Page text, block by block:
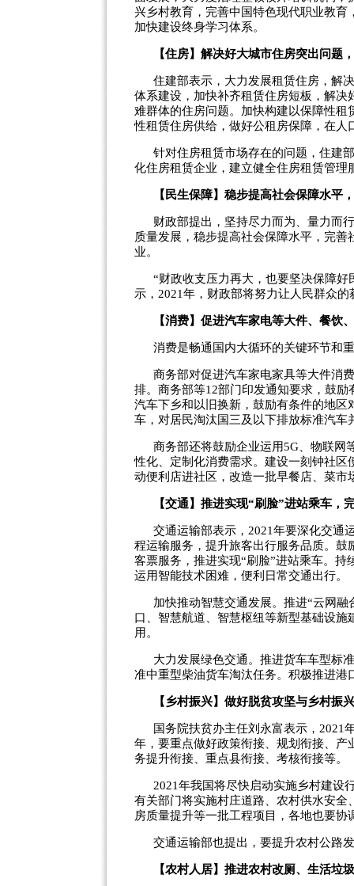
兴乡村教育，完善中国特色现代职业教
加快建设终身学习体系。
【住房】解决好大城市住房突出问题
住建部表示，大力发展租赁住房，解
体系建设，加快补齐租赁住房短板，解
难群体的住房问题。加快构建以保障性
性租赁住房供给，做好公租房保障，在
针对住房租赁市场存在的问题，住建
化住房租赁企业，建立健全住房租赁管
【民生保障】稳步提高社会保障水平
财政部提出，坚持尽力而为、量力而
质量发展，稳步提高社会保障水平，完
业。
“财政收支压力再大，也要坚决保障
示，2021年，财政部将努力让人民群众
【消费】促进汽车家电等大件、餐饮
消费是畅通国内大循环的关键环节和
商务部对促进汽车家电家具等大件消
排。商务部等12部门印发通知要求，鼓
汽车下乡和以旧换新，鼓励有条件的地
车，对居民淘汰国三及以下排放标准汽车
商务部还将鼓励企业运用5G、物联网
性化、定制化消费需求。建设一刻钟社
动便利店进社区，改造一批早餐店、菜市
【交通】推进实现“刷脸”进站乘车，
交通运输部表示，2021年要深化交通
程运输服务，提升旅客出行服务品质。
客票服务，推进实现“刷脸”进站乘车。
运用智能技术困难，便利日常交通出行。
加快推动智慧交通发展。推进“云网
口、智慧航道、智慧枢纽等新型基础设
用。
大力发展绿色交通。推进货车车型标
准中重型柴油货车淘汰任务。积极推进港
【乡村振兴】做好脱贫攻坚与乡村振
国务院扶贫办主任刘永富表示，2021
年，要重点做好政策衔接、规划衔接、
务提升衔接、重点县衔接、考核衔接等。
2021年我国将尽快启动实施乡村建设
有关部门将实施村庄道路、农村供水安
房质量提升等一批工程项目，各地也要协
交通运输部也提出，要提升农村公路
【农村人居】推进农村改厕、生活垃